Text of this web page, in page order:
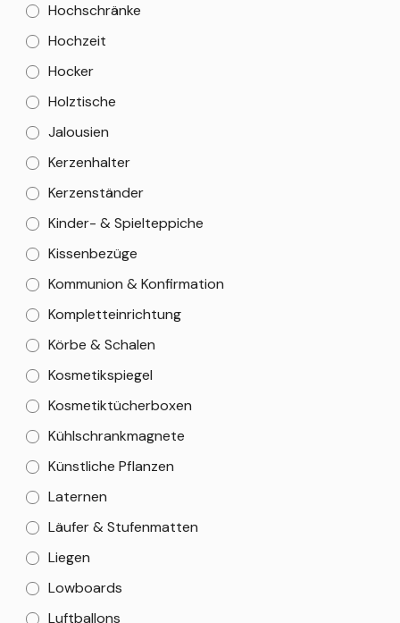
Hochschränke
Hochzeit
Hocker
Holztische
Jalousien
Kerzenhalter
Kerzenständer
Kinder- & Spielteppiche
Kissenbezüge
Kommunion & Konfirmation
Kompletteinrichtung
Körbe & Schalen
Kosmetikspiegel
Kosmetiktücherboxen
Kühlschrankmagnete
Künstliche Pflanzen
Laternen
Läufer & Stufenmatten
Liegen
Lowboards
Luftballons